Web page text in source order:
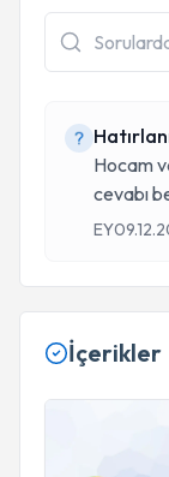
Hocam
cevabı
EY
İçerikler